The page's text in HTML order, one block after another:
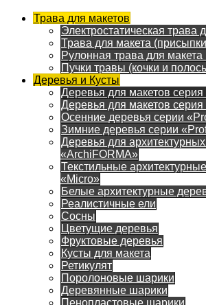
Трава для макетов
Электростатическая трава
Трава для макета
Рулонная трава для макета
Пучки травы (кочки и
Деревья и Кусты
Деревья для макетов
Деревья для макетов
Осенние деревья серии
Зимние деревья серии
Деревья для
«ArchiFORMA»
Текстильные
«Micro»
Белые архитектурные
Реалистичные ели
Сосны
Цветущие деревья
Фруктовые деревья
Кусты для макета
Ретикулят
Поролоновые шарики
Деревянные шарики